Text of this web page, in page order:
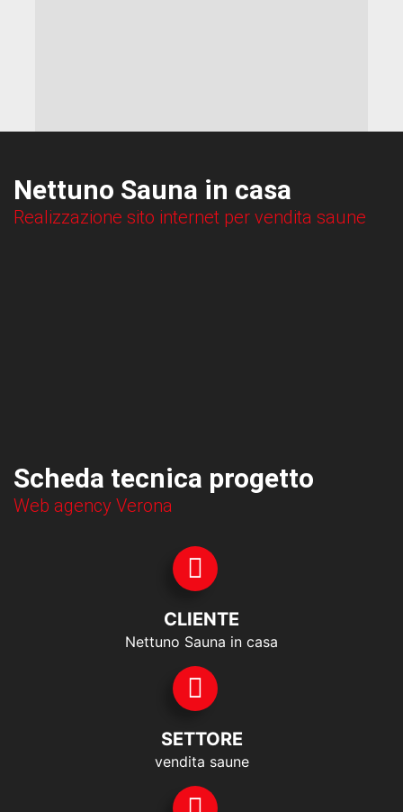
Nettuno Sauna in casa
Realizzazione sito internet per vendita saune
Scheda tecnica progetto
Web agency Verona
CLIENTE
Nettuno Sauna in casa
SETTORE
vendita saune